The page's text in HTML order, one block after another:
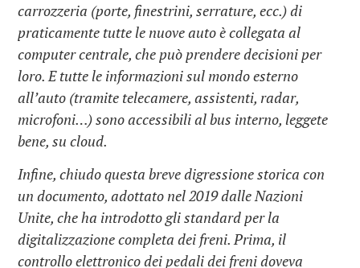
carrozzeria (porte, finestrini, serrature, ecc.) di
praticamente tutte le nuove auto è collegata al
computer centrale, che può prendere decisioni per
loro. E tutte le informazioni sul mondo esterno
all’auto (tramite telecamere, assistenti, radar,
microfoni…) sono accessibili al bus interno, leggete
bene, su cloud.
Infine, chiudo questa breve digressione storica con
un documento, adottato nel 2019 dalle Nazioni
Unite, che ha introdotto gli standard per la
digitalizzazione completa dei freni. Prima, il
controllo elettronico dei pedali dei freni doveva